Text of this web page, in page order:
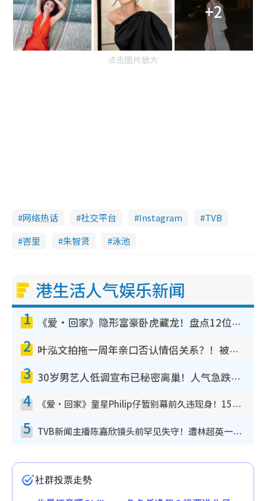
+2
点击图片放大
网络热话 社交平台 Instagram
TVB
峇里
朱智贤 泳池
港生活人气娱乐新闻
1 《爱·回家》隐形富豪卧虎藏龙！盘点12位财气逼人的有钱艺人：这位美女3亿身家不愁做
2 叶泓文拍拖一周年亲口否认情侣关系？！被质疑感情造假竟称GM“普通同事”
3 30岁男艺人低调宣布已秘密离巢！人气急跌变失踪人口：“这几年过得并不容易”
4 《爱·回家》童星Philip仔暂别幕前久违现身！15岁近况暴风成长长高变帅气少年
5 TVB新闻主播陈嘉欣镜头前罕见失守！遭林超英一句话突袭吓坏当场大笑